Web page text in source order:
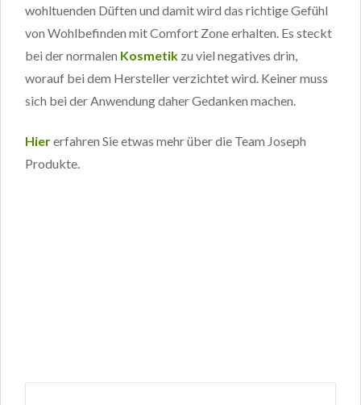
wohltuenden Düften und damit wird das richtige Gefühl
von Wohlbefinden mit Comfort Zone erhalten. Es steckt
bei der normalen Kosmetik zu viel negatives drin,
worauf bei dem Hersteller verzichtet wird. Keiner muss
sich bei der Anwendung daher Gedanken machen.
Hiererfahren Sie etwas mehr über die Team Joseph
Produkte.